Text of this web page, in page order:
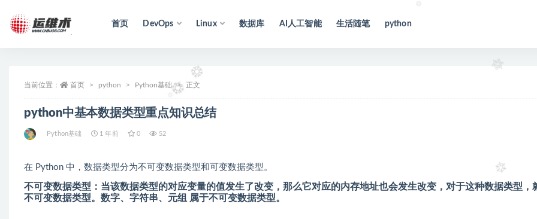
首页 DevOps Linux 数据库 AI人工智能 生活随笔 python
当前位置： 首页 python Python基础 正文
python中基本数据类型重点知识总结
Python基础 1 年前 0 52
在 Python 中，数据类型分为不可变数据类型和可变数据类型。
不可变数据类型：当该数据类型的对应变量的值发生了改变，那么它对应的内存地址也会发生改变，对于这种数据类型，
不可变数据类型。 数字、 字符串、 元组 属于不可变数据类型。